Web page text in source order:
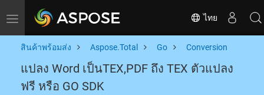
Toggle navigation ไทย
สินค้าพร้อมส่ง Aspose.Total Go Conversion
แปลง Word เป็นTEX,PDF ถึง TEX ตัวแปลง
ฟรี หรือ GO SDK